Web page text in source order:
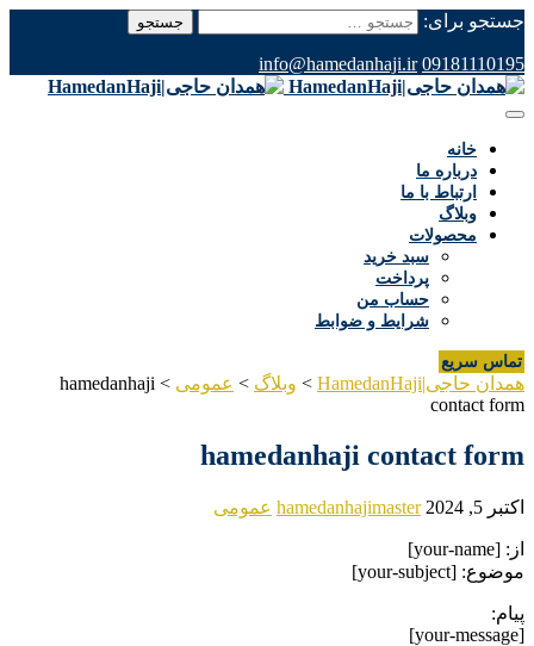
جستجو برای:
09181110195
info@hamedanhaji.ir
خانه
درباره ما
ارتباط با ما
وبلاگ
محصولات
سبد خرید
پرداخت
حساب من
شرایط و ضوابط
تماس سریع
همدان حاجی|HamedanHaji > وبلاگ > عمومی >
hamedanhaji
contact form
hamedanhaji contact form
اکتبر 5, 2024 hamedanhajimaster عمومی
از: [your-name]
موضوع: [your-subject]
پیام:
[your-message]